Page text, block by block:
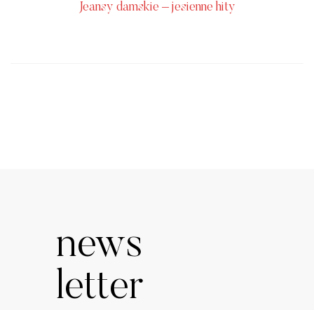
Jeansy damskie – jesienne hity
news
letter